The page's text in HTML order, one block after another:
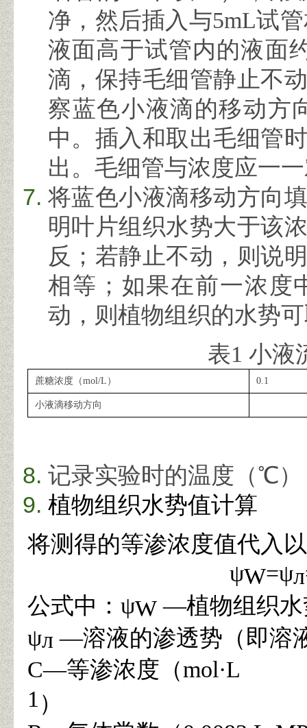
净，然后插入与5mL试
液面高于试管内的液面
滴，保持毛细管静止不
察蓝色小液滴的移动方
中。插入和取出毛细管
出。毛细管与浓度应一
将蓝色小液滴移动方向
明叶片组织水势大于该
反；若静止不动，则说
相等；如果在前一浓度
动，则植物组织的水势
表1 小液
蔗糖浓度（mol/L ） 0.1
小液滴移动方向
记录实验时的温度（℃）
植物组织水势值计算
将测得的等渗浓度值代入
ψW=ψл
公式中： ψW —植物组织
ψл—溶液的渗透势（即溶
C—等渗浓度（mol·L
1）